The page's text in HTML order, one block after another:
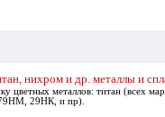
нихром и др. металлы и
цветных металлов: титан (всех
29НК, и пр).